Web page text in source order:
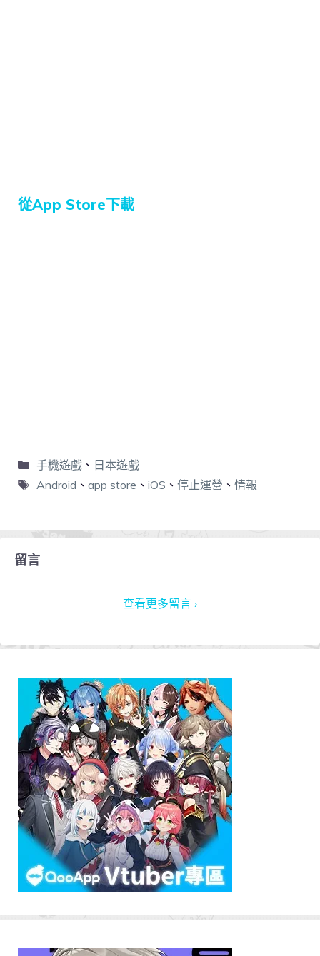
從App Store下載
手機遊戲、 日本遊戲
Android 、 app store 、 iOS 、 停止運營 、 情報
留言
查看更多留言 ›